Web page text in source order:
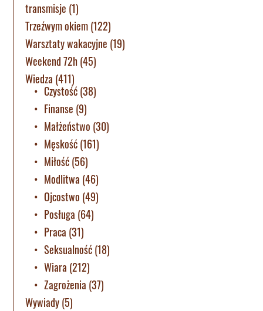
transmisje (1)
Trzeźwym okiem(122)
Warsztaty wakacyjne (19)
Weekend 72h(45)
Wiedza (411)
Czystość(38)
Finanse (9)
Małżeństwo (30)
Męskość(161)
Miłość(56)
Modlitwa (46)
Ojcostwo (49)
Posługa (64)
Praca (31)
Seksualność(18)
Wiara (212)
Zagrożenia (37)
Wywiady(5)